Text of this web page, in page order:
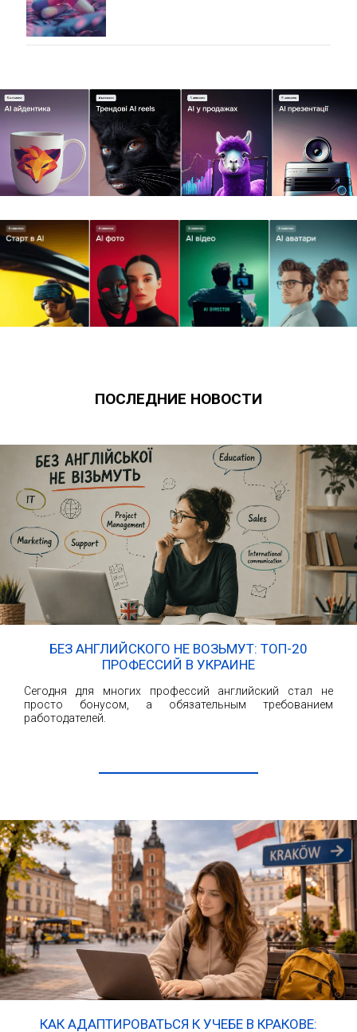
ПОСЛЕДНИЕ НОВОСТИ
БЕЗ АНГЛИЙСКОГО НЕ ВОЗЬМУТ: ТОП-20
ПРОФЕССИЙ В УКРАИНЕ
Сегодня для многих профессий английский стал не
просто бонусом, а обязательным требованием
работодателей.
КАК АДАПТИРОВАТЬСЯ К УЧЕБЕ В КРАКОВЕ: